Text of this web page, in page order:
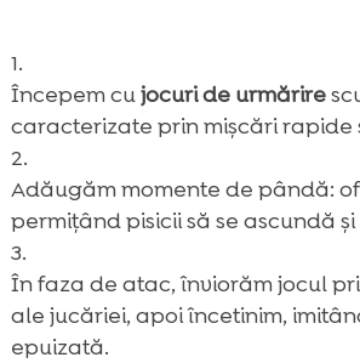
Începem cujocuri de urmărire
caracterizate prin mișcări rapide
Adăugăm momente de pândă:
permițând pisicii să se ascundă
În faza de atac, înviorăm jocul
ale jucăriei, apoi încetinim,
epuizată.